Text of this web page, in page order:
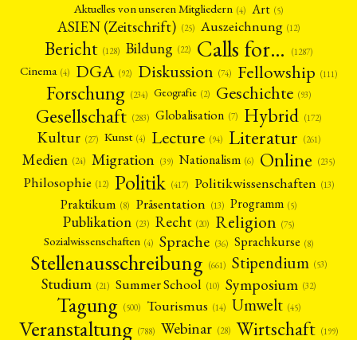
Aktuelles von unseren Mitgliedern (4) Art (5)
ASIEN (Zeitschrift) (25) Auszeichnung (12)
Bericht (128) Bildung (22) Calls for… (1287)
Cinema (4) DGA (92) Diskussion (74) Fellowship (111)
Forschung (234) Geografie (2) Geschichte (93)
Gesellschaft (283) Globalisation (7) Hybrid (172)
Kultur (27) Kunst (4) Lecture (94) Literatur (261)
Medien (24) Migration (39) Nationalism (6) Online (235)
Philosophie (12) Politik (417) Politikwissenschaften (13)
Praktikum (8) Präsentation (13) Programm (5)
Publikation (23) Recht (20) Religion (75)
Sozialwissenschaften (4) Sprache (36) Sprachkurse (8)
Stellenausschreibung (661) Stipendium (53)
Studium (21) Summer School (10) Symposium (32)
Tagung (500) Tourismus (14) Umwelt (45)
Veranstaltung (788) Webinar (28) Wirtschaft (199)